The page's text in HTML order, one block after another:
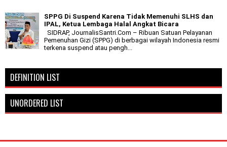
SPPG Di Suspend Karena Tidak Memenuhi SLHS dan
IPAL, Ketua Lembaga Halal Angkat Bicara
SIDRAP, JournalisSantri.Com – Ribuan Satuan Pelayanan
Pemenuhan Gizi (SPPG) di berbagai wilayah Indonesia resmi
terkena suspend atau pengh...
DEFINITION LIST
UNORDERED LIST